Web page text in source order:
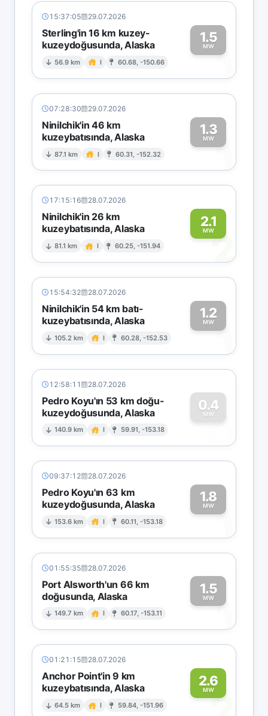
15:37:05 29.07.2026
Sterling'in 16 km kuzey-
kuzeydoğusunda, Alaska
56.9 km I 60.68, -150.66
1.5
MW1
07:28:30 29.07.2026
Ninilchik'in 46 km
kuzeybatısında, Alaska
87.1 km I 60.31, -152.32
1.3
MW1
17:15:16 28.07.2026
Ninilchik'in 26 km
kuzeybatısında, Alaska
81.1 km I 60.25, -151.94
2.1
MW2
15:54:32 28.07.2026
Ninilchik'in 54 km batı-
kuzeybatısında, Alaska
105.2 km I 60.28, -152.53
1.2
MW1
12:58:11 28.07.2026
Pedro Koyu'ın 53 km doğu-
kuzeydoğusunda, Alaska
140.9 km I 59.91, -153.18
0.4
MW
0
09:37:12 28.07.2026
Pedro Koyu'ın 63 km
kuzeydoğusunda, Alaska
153.6 km I 60.11, -153.18
1.8
MW1
01:55:35 28.07.2026
Port Alsworth'un 66 km
doğusunda, Alaska
149.7 km I 60.17, -153.11
1.5
MW1
01:21:15 28.07.2026
Anchor Point'in 9 km
kuzeybatısında, Alaska
64.5 km I 59.84, -151.96
2.6
MW